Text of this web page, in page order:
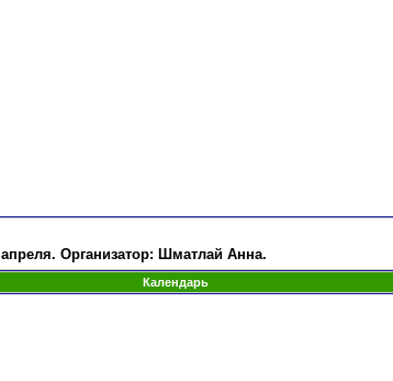
Организатор: Шматлай Анна.
Календарь